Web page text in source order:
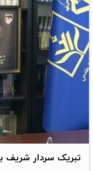
تبریک سردار شریف